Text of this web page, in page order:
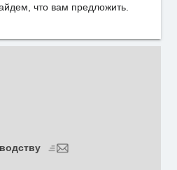
что вам предложить.